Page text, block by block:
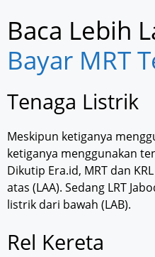
Baca Lebih
Bayar MRT
Tenaga Listrik
Meskipun ketiganya
ketiganya menggunakan
Dikutip Era.id, MRT dan
atas (LAA). Sedang LRT
listrik dari bawah (LAB).
Rel Kereta